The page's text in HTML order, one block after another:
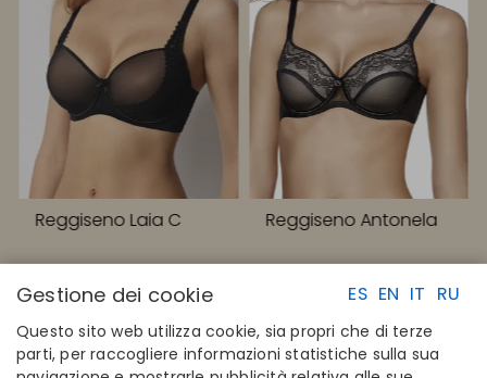
Reggiseno Laia C Reggiseno Antonela
ES EN IT RU
Gestione dei cookie
Questo sito web utilizza cookie, sia propri che di terze
parti, per raccogliere informazioni statistiche sulla sua